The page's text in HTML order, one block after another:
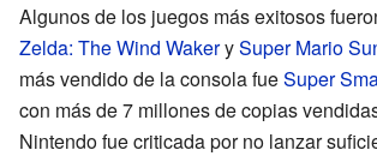
Algunos de los juegos más exitosos
Zelda: The Wind WakerySuper Mario
más vendido de la consola fueSuper
con más de 7 millones de copias
Nintendo fue criticada por no lanzar